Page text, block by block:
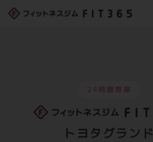
24時間営業
トヨタグランド